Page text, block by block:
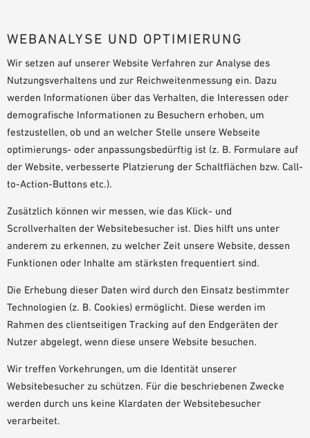
WEBANALYSE UND OPTIMIERUNG
Wir setzen auf unserer Website Verfahren zur Analyse des
Nutzungsverhaltens und zur Reichweitenmessung ein. Dazu
werden Informationen über das Verhalten, die Interessen oder
demografische Informationen zu Besuchern erhoben, um
festzustellen, ob und an welcher Stelle unsere Webseite
optimierungs- oder anpassungsbedürftig ist (z. B. Formulare auf
der Website, verbesserte Platzierung der Schaltflächen bzw. Call-
to-Action-Buttons etc.).
Zusätzlich können wir messen, wie das Klick- und
Scrollverhalten der Websitebesucher ist. Dies hilft uns unter
anderem zu erkennen, zu welcher Zeit unsere Website, dessen
Funktionen oder Inhalte am stärksten frequentiert sind.
Die Erhebung dieser Daten wird durch den Einsatz bestimmter
Technologien (z. B. Cookies) ermöglicht. Diese werden im
Rahmen des clientseitigen Tracking auf den Endgeräten der
Nutzer abgelegt, wenn diese unsere Website besuchen.
Wir treffen Vorkehrungen, um die Identität unserer
Websitebesucher zu schützen. Für die beschriebenen Zwecke
werden durch uns keine Klardaten der Websitebesucher
verarbeitet.